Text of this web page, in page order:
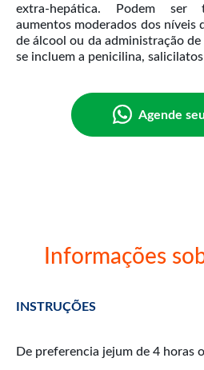
extra-hepática. Podem ser
aumentos moderados dos níveis
de álcool ou da administração
se incluem a penicilina,
Agende
Informações
INSTRUÇÕES